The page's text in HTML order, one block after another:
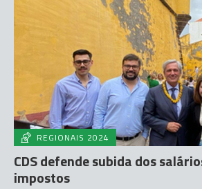
REGIONAIS 2024
CDS defende subida dos
impostos